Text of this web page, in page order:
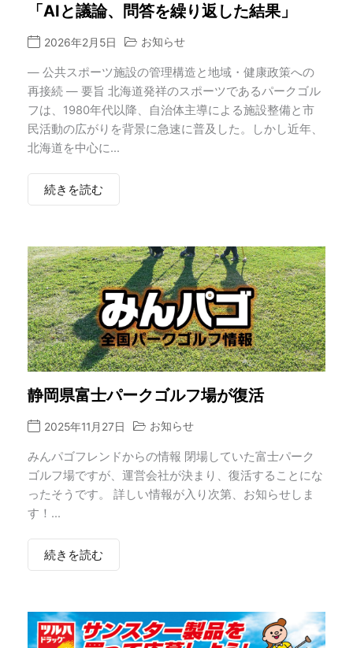
「AIと議論、問答を繰り返した結果」
2026年2月5日 お知らせ
― 公共スポーツ施設の管理構造と地域・健康政策への
再接続 ― 要旨 北海道発祥のスポーツであるパークゴル
フは、1980年代以降、自治体主導による施設整備と市
民活動の広がりを背景に急速に普及した。しかし近年、
北海道を中心に...
続きを読む
静岡県富士パークゴルフ場が復活
2025年11月27日 お知らせ
みんパゴフレンドからの情報 閉場していた富士パーク
ゴルフ場ですが、運営会社が決まり、復活することにな
ったそうです。 詳しい情報が入り次第、お知らせしま
す！...
続きを読む